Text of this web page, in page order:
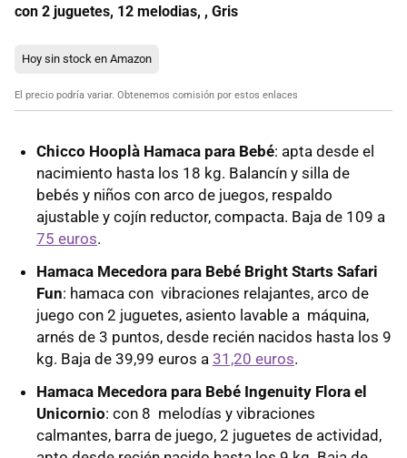
con 2 juguetes, 12 melodias, , Gris
Hoy sin stock en Amazon
El precio podría variar. Obtenemos comisión por estos enlaces
Chicco Hooplà Hamaca para Bebé: apta desde el
nacimiento hasta los 18 kg. Balancín y silla de
bebés y niños con arco de juegos, respaldo
ajustable y cojín reductor, compacta. Baja de 109 a
75 euros.
Hamaca Mecedora para Bebé Bright Starts Safari
Fun: hamaca con vibraciones relajantes, arco de
juego con 2 juguetes, asiento lavable a máquina,
arnés de 3 puntos, desde recién nacidos hasta los 9
kg. Baja de 39,99 euros a 31,20 euros.
Hamaca Mecedora para Bebé Ingenuity Flora el
Unicornio: con 8 melodías y vibraciones
calmantes, barra de juego, 2 juguetes de actividad,